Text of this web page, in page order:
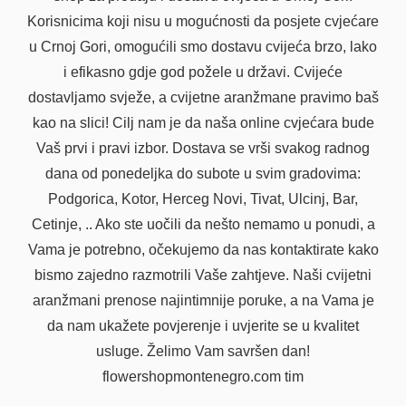
Korisnicima koji nisu u mogućnosti da posjete cvjećare
u Crnoj Gori, omogućili smo dostavu cvijeća brzo, lako
i efikasno gdje god požele u državi. Cvijeće
dostavljamo svježe, a cvijetne aranžmane pravimo baš
kao na slici! Cilj nam je da naša online cvjećara bude
Vaš prvi i pravi izbor. Dostava se vrši svakog radnog
dana od ponedeljka do subote u svim gradovima:
Podgorica, Kotor, Herceg Novi, Tivat, Ulcinj, Bar,
Cetinje, .. Ako ste uočili da nešto nemamo u ponudi, a
Vama je potrebno, očekujemo da nas kontaktirate kako
bismo zajedno razmotrili Vaše zahtjeve. Naši cvijetni
aranžmani prenose najintimnije poruke, a na Vama je
da nam ukažete povjerenje i uvjerite se u kvalitet
usluge. Želimo Vam savršen dan!
flowershopmontenegro.com tim